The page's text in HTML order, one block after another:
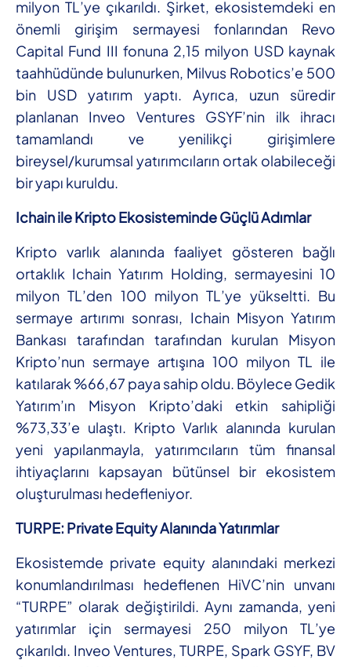
milyon TL’ye çıkarıldı. Şirket, ekosistemdeki en
önemli girişim sermayesi fonlarından Revo
Capital Fund III fonuna 2,15 milyon USD kaynak
taahhüdünde bulunurken, Milvus Robotics’e 500
bin USD yatırım yaptı. Ayrıca, uzun süredir
planlanan Inveo Ventures GSYF’nin ilk ihracı
tamamlandı ve yenilikçi girişimlere
bireysel/kurumsal yatırımcıların ortak olabileceği
bir yapı kuruldu.
Ichain ile Kripto Ekosisteminde Güçlü Adımlar
Kripto varlık alanında faaliyet gösteren bağlı
ortaklık Ichain Yatırım Holding, sermayesini 10
milyon TL’den 100 milyon TL’ye yükseltti. Bu
sermaye artırımı sonrası, Ichain Misyon Yatırım
Bankası tarafından tarafından kurulan Misyon
Kripto’nun sermaye artışına 100 milyon TL ile
katılarak %66,67 paya sahip oldu. Böylece Gedik
Yatırım’ın Misyon Kripto’daki etkin sahipliği
%73,33’e ulaştı. Kripto Varlık alanında kurulan
yeni yapılanmayla, yatırımcıların tüm finansal
ihtiyaçlarını kapsayan bütünsel bir ekosistem
oluşturulması hedefleniyor.
TURPE: Private Equity Alanında Yatırımlar
Ekosistemde private equity alanındaki merkezi
konumlandırılması hedeflenen HiVC’nin unvanı
“TURPE” olarak değiştirildi. Aynı zamanda, yeni
yatırımlar için sermayesi 250 milyon TL’ye
çıkarıldı. Inveo Ventures, TURPE, Spark GSYF, BV